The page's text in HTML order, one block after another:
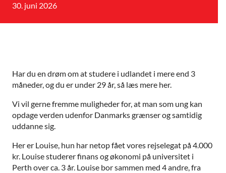
30. juni 2026
Har du en drøm om at studere i udlandet i mere end 3
måneder, og du er under 29 år, så læs mere her.
Vi vil gerne fremme muligheder for, at man som ung kan
opdage verden udenfor Danmarks grænser og samtidig
uddanne sig.
Her er Louise, hun har netop fået vores rejselegat på 4.000
kr. Louise studerer finans og økonomi på universitet i
Perth over ca. 3 år. Louise bor sammen med 4 andre, fra